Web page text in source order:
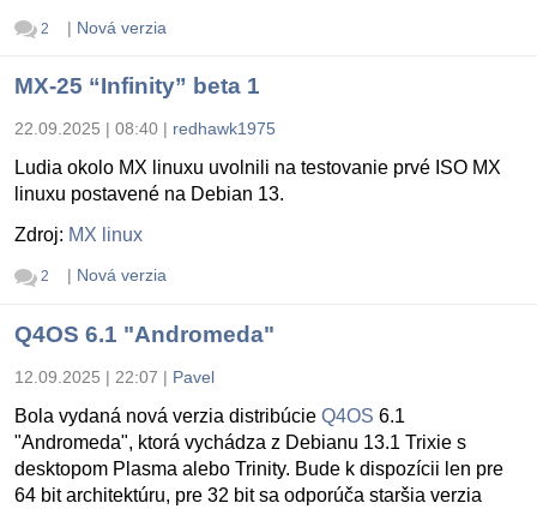
2 | Nová verzia
MX-25 “Infinity” beta 1
22.09.2025 | 08:40 | redhawk1975
Ludia okolo MX linuxu uvolnili na testovanie prvé ISO MX
linuxu postavené na Debian 13.
Zdroj: MX linux
2 | Nová verzia
Q4OS 6.1 "Andromeda"
12.09.2025 | 22:07 | Pavel
Bola vydaná nová verzia distribúcie Q4OS 6.1
"Andromeda", ktorá vychádza z Debianu 13.1 Trixie s
desktopom Plasma alebo Trinity. Bude k dispozícii len pre
64 bit architektúru, pre 32 bit sa odporúča staršia verzia